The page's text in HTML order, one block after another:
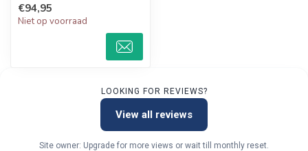
elegante cha...
€94,95
Niet op voorraad
LOOKING FOR REVIEWS?
View all reviews
Site owner: Upgrade for more views or wait till monthly reset.